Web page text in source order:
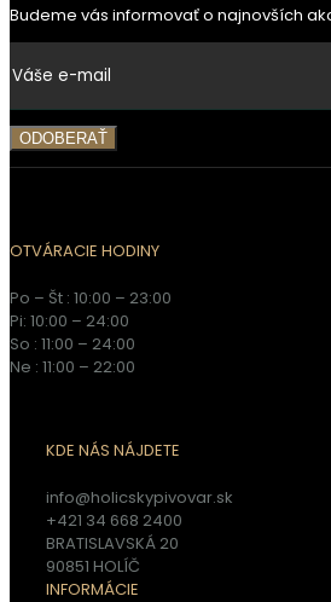
Budeme vás informovať o najnovších
OTVÁRACIE HODINY
Po – Št : 10:00 – 23:00
Pi: 10:00 – 24:00
So : 11:00 – 24:00
Ne : 11:00 – 22:00
KDE NÁS NÁJDETE
info@holicskypivovar.sk
+421 34 668 2400
BRATISLAVSKÁ 20
90851 HOLÍČ
INFORMÁCIE